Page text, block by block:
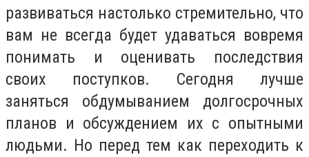
развиваться настолько стремительно, что
вам не всегда будет удаваться вовремя
понимать и оценивать последствия
своих поступков. Сегодня лучше
заняться обдумыванием долгосрочных
планов и обсуждением их с опытными
людьми. Но перед тем как переходить к